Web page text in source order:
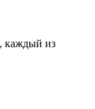
каждый из